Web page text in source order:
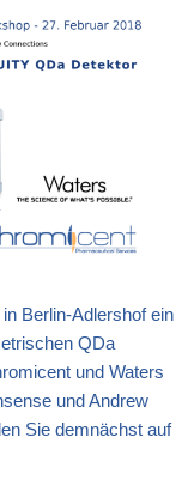
Berlin-Adlershof ein
QDa
und Waters
und Andrew
Sie demnächst auf